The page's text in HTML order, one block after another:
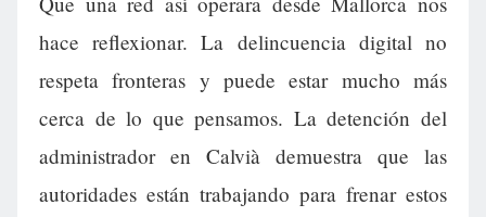
hace reflexionar. La delincuencia digital no
respeta fronteras y puede estar mucho más
cerca de lo que pensamos. La detención del
administrador en Calvià demuestra que las
autoridades están trabajando para frenar estos